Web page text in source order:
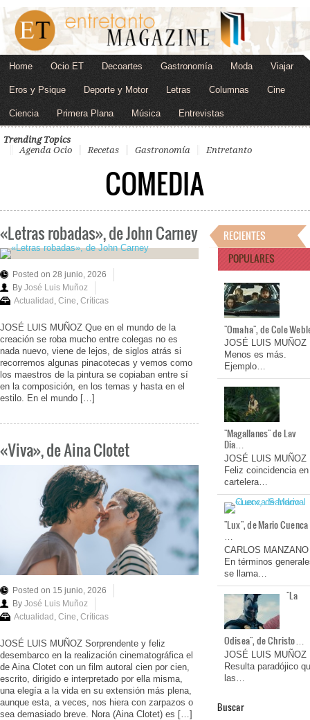
Home Ocio ET Decoartes Gastronomía Moda Viajar
Eros y Psique Deporte y Motor Letras Columnas Cine
Ciencia Primera Plana Música Entrevistas
Trending Topics
Agenda Ocio
Recetas Gastronomía Entretanto
COMEDIA
«Letras robadas», de John Carney
Posted on 28 junio, 2026
By José Luis Muñoz
Actualidad Cine Críticas
JOSÉ LUIS MUÑOZ Que en el mundo de la
creación se roba mucho entre colegas no es
nada nuevo, viene de lejos, de siglos atrás si
recorremos algunas pinacotecas y vemos como
los maestros de la pintura se copiaban entre sí
en la composición, en los temas y hasta en el
estilo. En el mundo […]
«Viva», de Aina Clotet
Posted on 15 junio, 2026
By José Luis Muñoz
Actualidad, Cine, Críticas
JOSÉ LUIS MUÑOZ Sorprendente y feliz
desembarco en la realización cinematográfica el
de Aina Clotet con un film autoral cien por cien,
escrito, dirigido e interpretado por ella misma,
una elegía a la vida en su extensión más plena,
aunque esta, a veces, nos hiera con zarpazos o
sea demasiado breve. Nora (Aina Clotet) es […]
RECIENTES
POPULARES
"Omaha", de Cole
JOSÉ LUIS MUÑOZ
Menos es más.
Ejemplo…
"Magallanes" de Lav
Dia…
JOSÉ LUIS MUÑOZ
Feliz coincidencia en
cartelera…
"Lux", de Mario Cuenca
…
CARLOS MANZANO
En términos
se llama…
"La
Odisea", de Christo…
JOSÉ LUIS MUÑOZ
Resulta paradójico
las…
Buscar